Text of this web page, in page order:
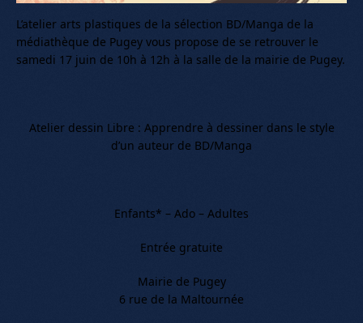
L’atelier arts plastiques de la sélection BD/Manga de la
médiathèque de Pugey vous propose de se retrouver le
samedi 17 juin de 10h à 12h à la salle de la mairie de Pugey.
Atelier dessin Libre : Apprendre à dessiner dans le style
d’un auteur de BD/Manga
Enfants* – Ado – Adultes
Entrée gratuite
Mairie de Pugey
6 rue de la Maltournée